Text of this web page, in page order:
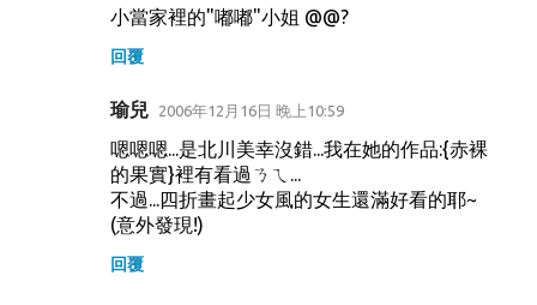
小當家裡的"嘟嘟"小姐 @@?
回覆
瑜兒 2006年12月16日 晚上10:59
嗯嗯嗯...是北川美幸沒錯...我在她的作品:{赤裸
的果實}裡有看過ㄋㄟ...
不過...四折畫起少女風的女生還滿好看的耶~
(意外發現!)
回覆